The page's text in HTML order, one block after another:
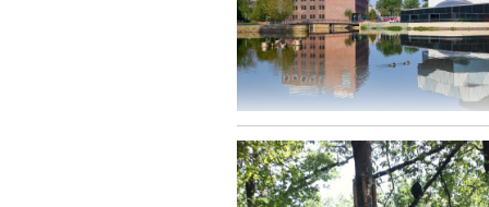
Heilbronn - der spektakuläre Bau der